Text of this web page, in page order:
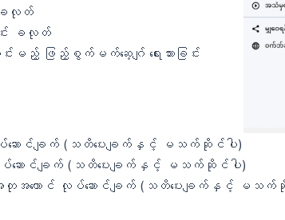
လုတ်
င်း ခလုတ်
ဖြည့်စွက်မက်ဆေ့ဂျ် ရေးသားခြင်း
ောင်ချက် (သတိပေးချက်နှင့် မသက်ဆိုင်ပါ)
ောင်ချက် (သတိပေးချက်နှင့် မသက်ဆိုင်ပါ)
တုအယောင် လုပ်ဆောင်ချက် (သတိပေးချက်နှင့် မသက်